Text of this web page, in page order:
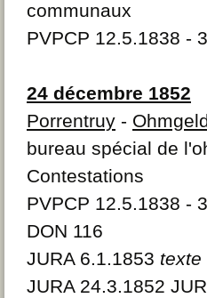
communaux
PVPCP 12.5.1838 -
24 décembre 1852
Porrentruy -
bureau spécial de
Contestations
PVPCP 12.5.1838 -
DON 116
JURA 6.1.1853 texte
JURA 24.3.1852